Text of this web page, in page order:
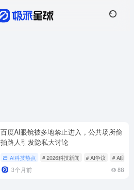
百度AI眼镜被多地禁止进入，公共场所偷
拍路人引发隐私大讨论
AI科技热点 # 2026科技新闻 # AI争议 # AI眼镜
3个月前 88